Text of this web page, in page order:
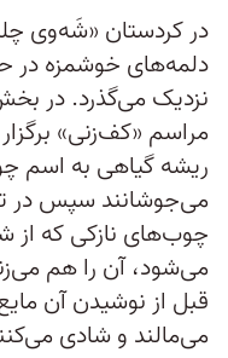
در کردستان «شَه‌وی
دلمه‌های خوشمزه در
نزدیک می‌گذرد. در
مراسم «کف‌زنی»
ریشه گیاهی به اسم
می‌جوشانند سپس در
چوب‌های نازکی که از
می‌شود، آن را هم
قبل از نوشیدن آن
می‌مالند و شادی